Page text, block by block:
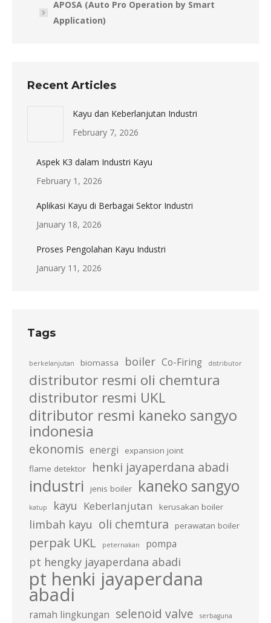
APOSA (Auto Pro Operation by Smart
Application)
Recent Articles
Kayu dan Keberlanjutan Industri
February 7, 2026
Aspek K3 dalam Industri Kayu
February 1, 2026
Aplikasi Kayu di Berbagai Sektor Industri
January 18, 2026
Proses Pengolahan Kayu Industri
January 11, 2026
Tags
berkelanjutan biomassa boiler Co-Firing distributor
distributor resmi oli chemtura
distributor resmi UKL
ditributor resmi kaneko sangyo
indonesia
ekonomis energi
expansion joint
flame detektor
henki jayaperdana abadi
industri jenis boiler kaneko sangyo
katup kayu Keberlanjutan kerusakan boiler
limbah kayu oli chemtura perawatan boiler
perpak UKL peternakan pompa
pt hengky jayaperdana abadi
pt henki jayaperdana
abadi
ramah lingkungan selenoid valve serbaguna